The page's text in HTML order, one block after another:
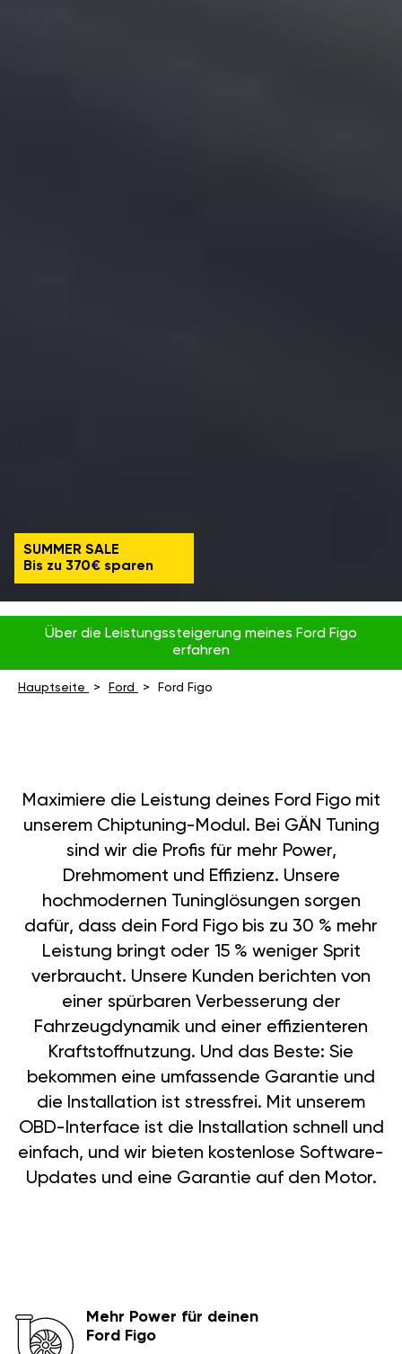
SUMMER SALE
Bis zu 370€ sparen
Über die Leistungssteigerung meines Ford Figo
erfahren
Hauptseite Ford Ford Figo
Maximiere die Leistung deines Ford Figo mit
unserem Chiptuning-Modul. Bei GÄN Tuning
sind wir die Profis für mehr Power,
Drehmoment und Effizienz. Unsere
hochmodernen Tuninglösungen sorgen
dafür, dass dein Ford Figo bis zu 30 % mehr
Leistung bringt oder 15 % weniger Sprit
verbraucht. Unsere Kunden berichten von
einer spürbaren Verbesserung der
Fahrzeugdynamik und einer effizienteren
Kraftstoffnutzung. Und das Beste: Sie
bekommen eine umfassende Garantie und
die Installation ist stressfrei. Mit unserem
OBD-Interface ist die Installation schnell und
einfach, und wir bieten kostenlose Software-
Updates und eine Garantie auf den Motor.
Mehr Power für deinen
Ford Figo